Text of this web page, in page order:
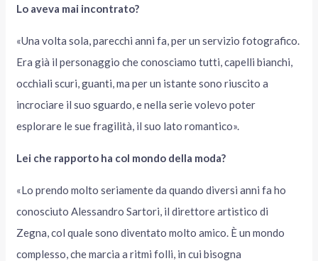
Lo aveva mai incontrato?
«Una volta sola, parecchi anni fa, per un servizio fotografico.
Era già il personaggio che conosciamo tutti, capelli bianchi,
occhiali scuri, guanti, ma per un istante sono riuscito a
incrociare il suo sguardo, e nella serie volevo poter
esplorare le sue fragilità, il suo lato romantico».
Lei che rapporto ha col mondo della moda?
«Lo prendo molto seriamente da quando diversi anni fa ho
conosciuto Alessandro Sartori, il direttore artistico di
Zegna, col quale sono diventato molto amico. È un mondo
complesso, che marcia a ritmi folli, in cui bisogna